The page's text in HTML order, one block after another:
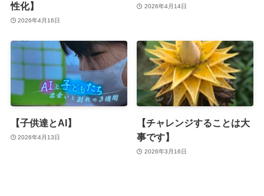
性化】
2026年4月16日
2026年4月14日
【子供達とAI】
2026年4月13日
【チャレンジすることは大
事です】
2026年3月16日